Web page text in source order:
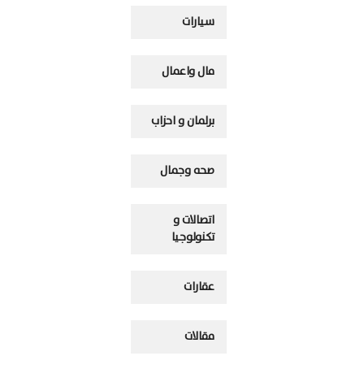
سيارات
مال واعمال
برلمان و احزاب
صحه وجمال
اتصالات و
تكنولوجيا
عقارات
مقالات